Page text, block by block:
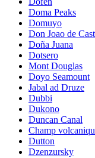
Doma Peaks
Domuyo
Don Joao de
Doña Juana
Dotsero
Mont Douglas
Doyo Seamount
Jabal ad Druze
Dubbi
Dukono
Duncan Canal
Champ
Dutton
Dzenzursky